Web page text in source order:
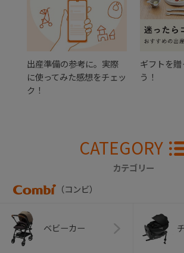
出産準備の参考に。実際
に使ってみた感想をチェッ
ク！
ギフトを贈
う！
CATEGORY
カテゴリー
（コンビ）
ベビーカー